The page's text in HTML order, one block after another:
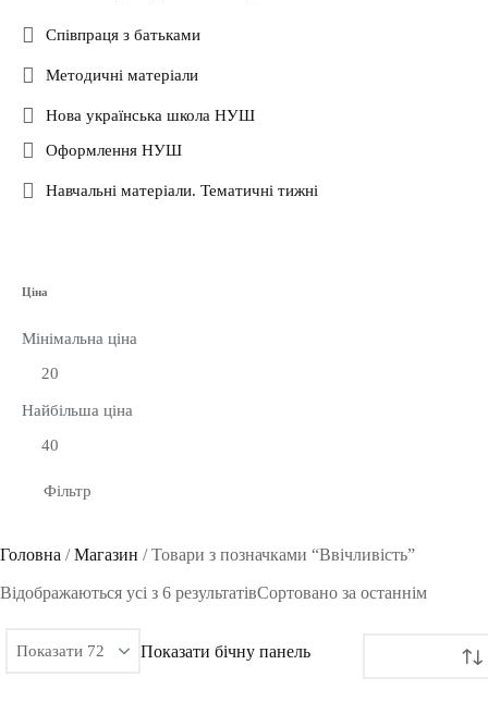
Співпраця з батьками
Методичні матеріали
Нова українська школа НУШ
Оформлення НУШ
Навчальні матеріали. Тематичні тижні
Ціна
Мінімальна ціна
Найбільша ціна
Фільтр
Головна / Магазин / Товари з позначками “Ввічливість”
Відображаються усі з 6 результатівСортовано за останнім
Показати бічну панель